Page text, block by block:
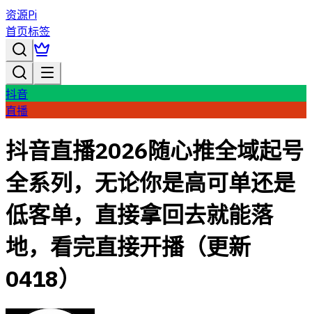
资源Pi
首页标签
抖音
直播
抖音直播2026随心推全域起号
全系列，无论你是高可单还是
低客单，直接拿回去就能落
地，看完直接开播（更新
0418）